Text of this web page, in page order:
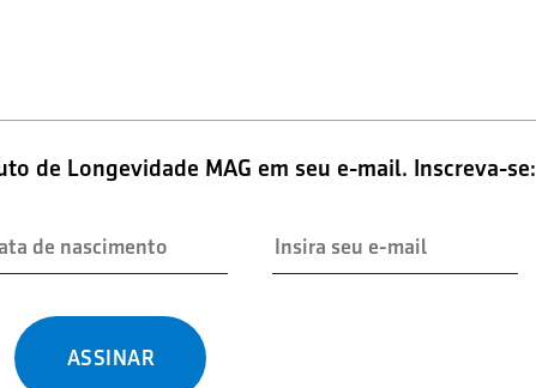
de Longevidade MAG em seu e-mail. Inscreva-se:
ASSINAR